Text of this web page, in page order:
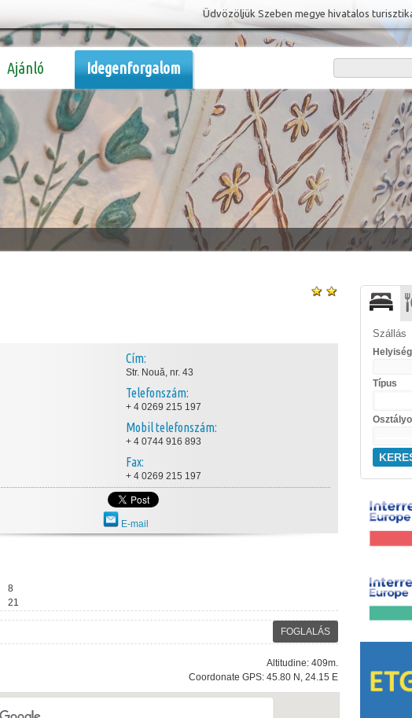
Üdvözöljük Szeben megye hivatalos
Ajánló Idegenforgalom
Cím:
Str. Nouă, nr. 43
Telefonszám:
+ 4 0269 215 197
Mobil telefonszám:
+ 4 0744 916 893
Fax:
+ 4 0269 215 197
E-mail
8
21
FOGLALÁS
Altitudine: 409m.
Coordonate GPS: 45.80 N, 24.15 E
Szállás
Helyiség
Típus